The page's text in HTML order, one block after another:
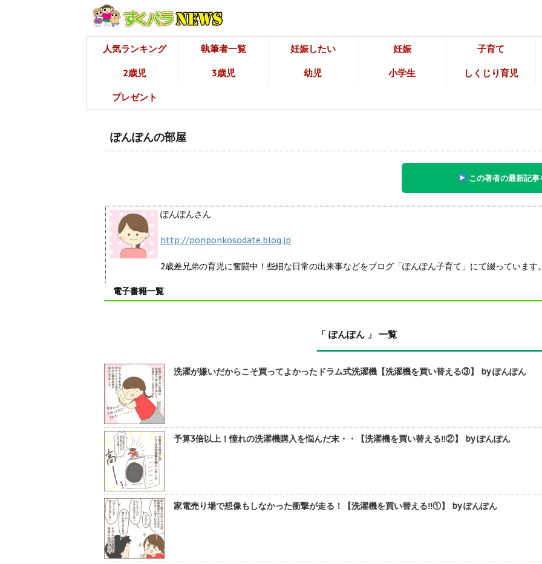
人気ランキング 執筆者一覧 妊娠したい 妊娠 子育て
2歳児 3歳児 幼児 小学生 しくじり育児
プレゼント
ぽんぽんの部屋
この著者の最新記事
ぽんぽんさん
http://ponponkosodate.blog.jp
2歳差兄弟の育児に奮闘中！些細な日常の出来事などをブログ「ぽんぽん子育て」にて綴っています
電子書籍一覧
「 ぽんぽん 」 一覧
洗濯が嫌いだからこそ買ってよかったドラム式洗濯機【洗濯機を買い替える③】 by ぽんぽん
予算3倍以上！憧れの洗濯機購入を悩んだ末・・【洗濯機を買い替える‼︎②】 by ぽんぽん
家電売り場で想像もしなかった衝撃が走る！【洗濯機を買い替える‼︎①】 by ぽんぽん